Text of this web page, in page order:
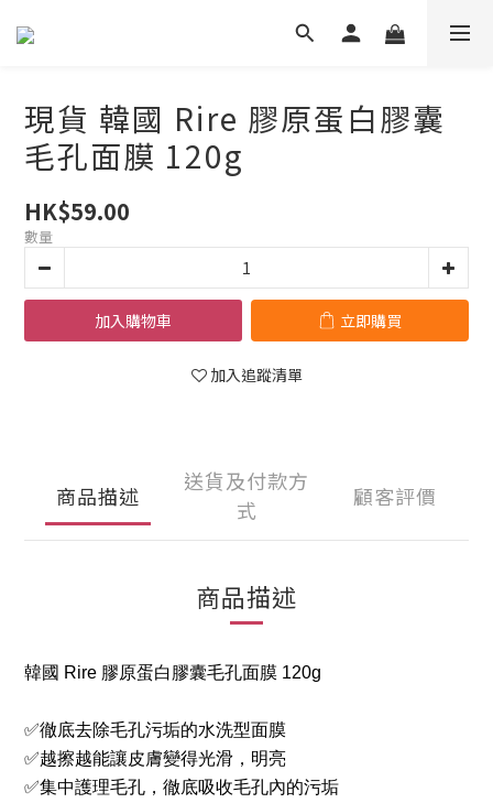
現貨 韓國 Rire 膠原蛋白膠囊
毛孔面膜 120g
HK$59.00
數量
加入購物車 立即購買
加入追蹤清單
商品描述
送貨及付款方
式
顧客評價
商品描述
韓國 Rire 膠原蛋白膠囊毛孔面膜 120g
✅徹底去除毛孔污垢的水洗型面膜
✅越擦越能讓皮膚變得光滑，明亮
✅集中護理毛孔，徹底吸收毛孔內的污垢